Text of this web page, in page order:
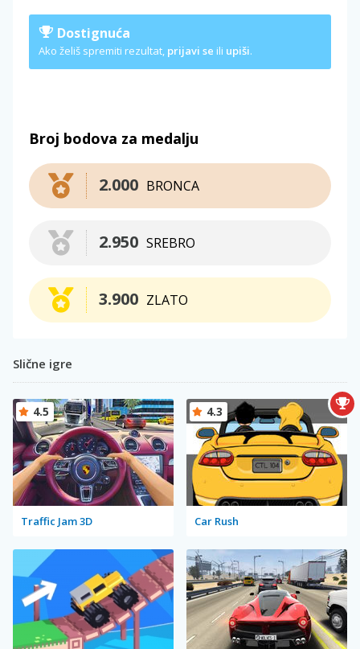
Dostignuća
Ako želiš spremiti rezultat, prijavi se ili upiši.
Broj bodova za medalju
BRONCA
2.000
SREBRO
2.950
ZLATO
3.900
Slične igre
Traffic Jam 3D
4.5
Car Rush
4.3